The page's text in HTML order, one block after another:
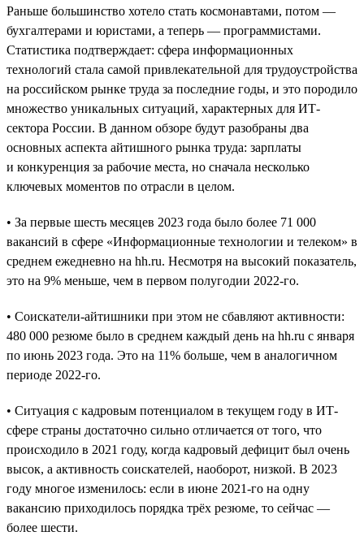
Раньше большинство хотело стать космонавтами, потом —
бухгалтерами и юристами, а теперь — программистами.
Статистика подтверждает: сфера информационных
технологий стала самой привлекательной для трудоустройства
на российском рынке труда за последние годы, и это породило
множество уникальных ситуаций, характерных для ИТ-
сектора России. В данном обзоре будут разобраны два
основных аспекта айтишного рынка труда: зарплаты
и конкуренция за рабочие места, но сначала несколько
ключевых моментов по отрасли в целом.
• За первые шесть месяцев 2023 года было более 71 000
вакансий в сфере «Информационные технологии и телеком» в
среднем ежедневно на hh.ru. Несмотря на высокий показатель,
это на 9% меньше, чем в первом полугодии 2022-го.
• Соискатели-айтишники при этом не сбавляют активности:
480 000 резюме было в среднем каждый день на hh.ru с января
по июнь 2023 года. Это на 11% больше, чем в аналогичном
периоде 2022-го.
• Ситуация с кадровым потенциалом в текущем году в ИТ-
сфере страны достаточно сильно отличается от того, что
происходило в 2021 году, когда кадровый дефицит был очень
высок, а активность соискателей, наоборот, низкой. В 2023
году многое изменилось: если в июне 2021-го на одну
вакансию приходилось порядка трёх резюме, то сейчас —
более шести.